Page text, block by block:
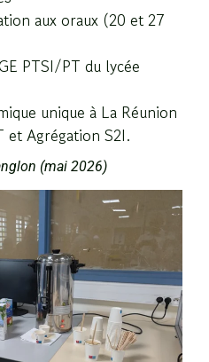
aux oraux (20 et 27
PTSI/PT du lycée
unique à La Réunion
et Agrégation S2I.
(mai 2026)